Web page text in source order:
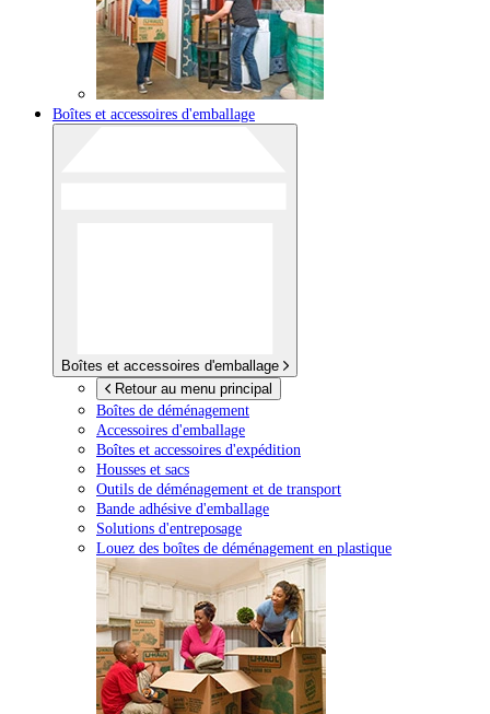
Boîtes et accessoires d'emballage
Boîtes et accessoires d'emballage
Retour au menu principal
Boîtes de déménagement
Accessoires d'emballage
Boîtes et accessoires d'expédition
Housses et sacs
Outils de déménagement et de transport
Bande adhésive d'emballage
Solutions d'entreposage
Louez des boîtes de déménagement en plastique